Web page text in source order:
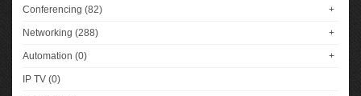
Conferencing (82) +
Networking (288) +
Automation (0) +
IP TV (0)